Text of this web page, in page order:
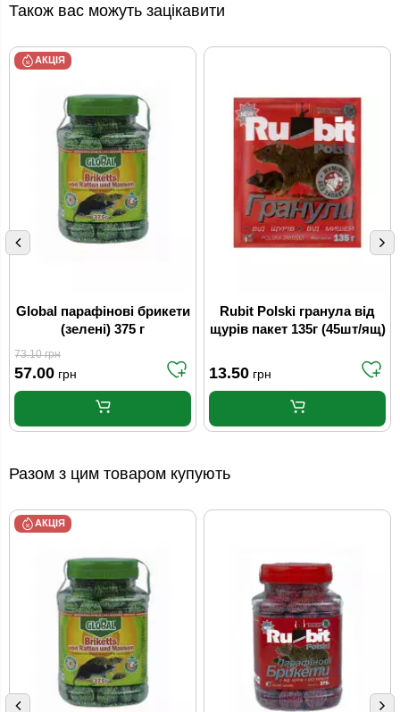
Також вас можуть зацікавити
АКЦІЯ
Global парафінові брикети
(зелені) 375 г
73.10грн
57.00 грн
Rubit Polski гранула від
щурів пакет 135г (45шт/ящ)
13.50 грн
Разом з цим товаром купують
АКЦІЯ